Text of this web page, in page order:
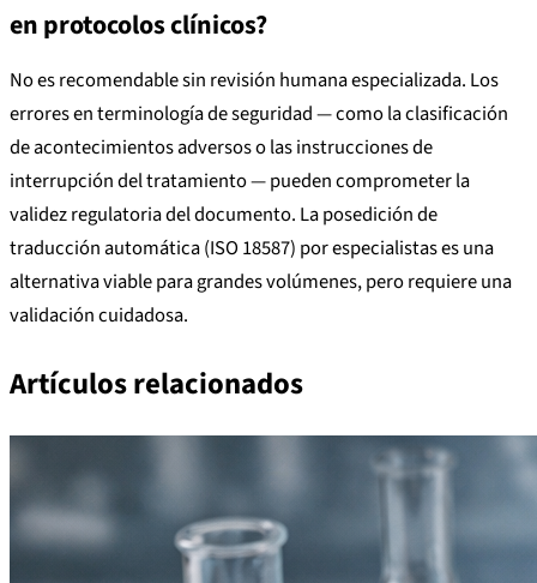
en protocolos clínicos?
No es recomendable sin revisión humana especializada. Los
errores en terminología de seguridad — como la clasificación
de acontecimientos adversos o las instrucciones de
interrupción del tratamiento — pueden comprometer la
validez regulatoria del documento. La posedición de
traducción automática (ISO 18587) por especialistas es una
alternativa viable para grandes volúmenes, pero requiere una
validación cuidadosa.
Artículos relacionados